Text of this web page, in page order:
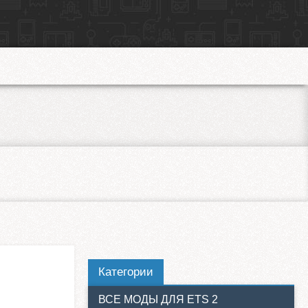
Категории
ВСЕ МОДЫ ДЛЯ ETS 2